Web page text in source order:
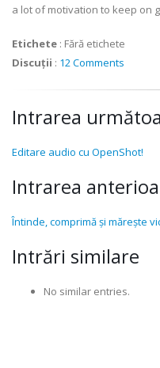
a lot of motivation to keep on
Etichete : Fără etichete
Discuții : 12 Comments
Intrarea
Editare audio cu OpenShot!
Intrarea
Întinde, comprimă și mărește
Intrări similare
No similar entries.